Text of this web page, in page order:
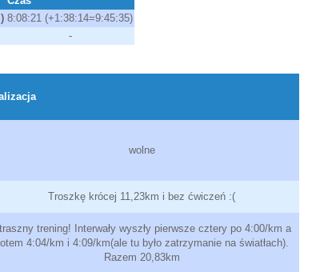
8:08:21 (+1:38:14=9:45:35)
-
wolne
Troszkę krócej 11,23km i bez ćwiczeń :(
trening! Interwały wyszły pierwsze cztery po 4:00/km a
4:04/km i 4:09/km(ale tu było zatrzymanie na światłach).
Razem 20,83km